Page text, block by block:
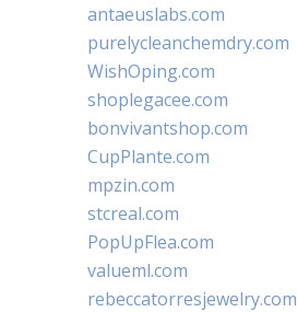
antaeuslabs.com
purelycleanchemdry.com
WishOping.com
shoplegacee.com
bonvivantshop.com
CupPlante.com
mpzin.com
stcreal.com
PopUpFlea.com
valueml.com
rebeccatorresjewelry.com